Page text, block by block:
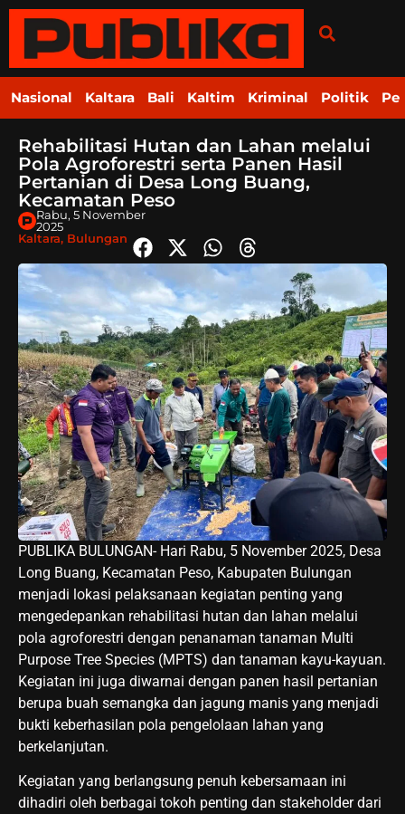
Nasional Kaltara Bali Kaltim Kriminal Politik
Rehabilitasi Hutan dan Lahan melalui
Pola Agroforestri serta Panen Hasil
Pertanian di Desa Long Buang,
Kecamatan Peso
Rabu, 5 November
2025
Kaltara, Bulungan
PUBLIKA BULUNGAN- Hari Rabu, 5 November 2025, Desa
Long Buang, Kecamatan Peso, Kabupaten Bulungan
menjadi lokasi pelaksanaan kegiatan penting yang
mengedepankan rehabilitasi hutan dan lahan melalui
pola agroforestri dengan penanaman tanaman Multi
Purpose Tree Species (MPTS) dan tanaman kayu-kayuan.
Kegiatan ini juga diwarnai dengan panen hasil pertanian
berupa buah semangka dan jagung manis yang menjadi
bukti keberhasilan pola pengelolaan lahan yang
berkelanjutan.
Kegiatan yang berlangsung penuh kebersamaan ini
dihadiri oleh berbagai tokoh penting dan stakeholder dari